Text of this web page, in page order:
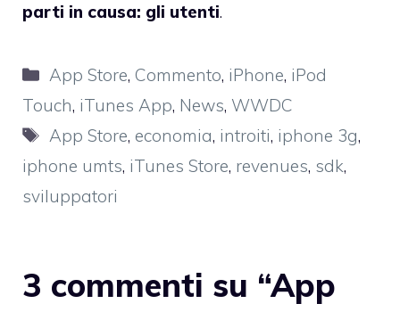
parti in causa: gli utenti.
Categorie
App Store, Commento, iPhone, iPod
Touch, iTunes App, News, WWDC
Tag
App Store, economia, introiti, iphone 3g,
iphone umts, iTunes Store, revenues, sdk,
sviluppatori
3 commenti su “App